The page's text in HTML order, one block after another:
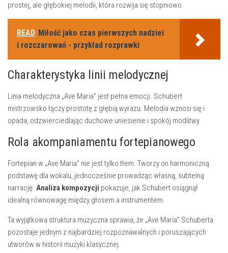
prostej, ale głębokiej melodii, która rozwija się stopniowo.
READ Miłość jako czas pierwszych nadziei
i rozczarowań - przykład rozprawki
Charakterystyka linii melodycznej
Linia melodyczna „Ave Maria” jest pełna emocji. Schubert
mistrzowsko łączy prostotę z głębią wyrazu. Melodia wznosi się i
opada, odzwierciedlając duchowe uniesienie i spokój modlitwy.
Rola akompaniamentu fortepianowego
Fortepian w „Ave Maria” nie jest tylko tłem. Tworzy on harmoniczną
podstawę dla wokalu, jednocześnie prowadząc własną, subtelną
narrację. Analiza kompozycji pokazuje, jak Schubert osiągnął
idealną równowagę między głosem a instrumentem.
Ta wyjątkowa struktura muzyczna sprawia, że „Ave Maria” Schuberta
pozostaje jednym z najbardziej rozpoznawalnych i poruszających
utworów w historii muzyki klasycznej.